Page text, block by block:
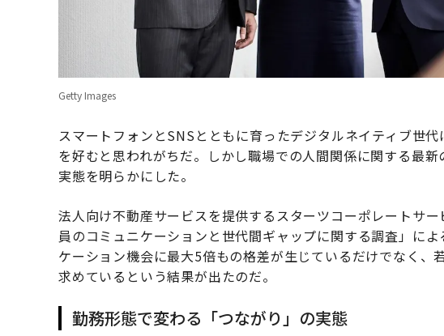
Getty Images
スマートフォンとSNSとともに育ったデジタルネイティブ世
を好むと思われがちだ。しかし職場での人間関係に関する最
実態を明らかにした。
法人向け不動産サービスを提供するスターツコーポレートサ
員のコミュニケーションと世代間ギャップに関する調査」に
ケーション機会に最大5倍もの格差が生じているだけでなく、
求めているという結果が出たのだ。
勤務形態で変わる「つながり」の実態